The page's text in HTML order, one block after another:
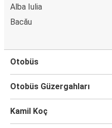
Alba Iulia
Bacău
Otobüs
Otobüs Güzergahları
Kamil Koç